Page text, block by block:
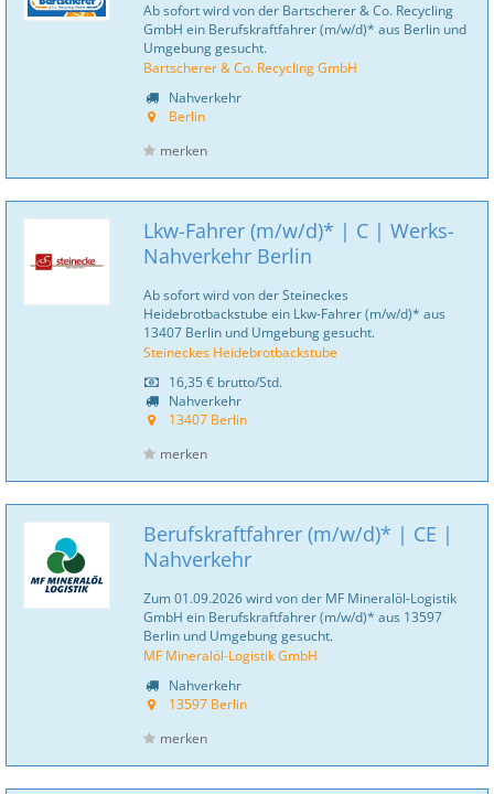
Ab sofort wird von der Bartscherer & Co. Recycling
GmbH ein Berufskraftfahrer (m/w/d)* aus Berlin und
Umgebung gesucht.
Bartscherer & Co. Recycling GmbH
Nahverkehr
Berlin
merken
Lkw-Fahrer (m/w/d)* | C | Werks-
Nahverkehr Berlin
Ab sofort wird von der Steineckes
Heidebrotbackstube ein Lkw-Fahrer (m/w/d)* aus
13407 Berlin und Umgebung gesucht.
Steineckes Heidebrotbackstube
16,35 € brutto/Std.
Nahverkehr
13407 Berlin
merken
Berufskraftfahrer (m/w/d)* | CE |
Nahverkehr
Zum 01.09.2026 wird von der MF Mineralöl-Logistik
GmbH ein Berufskraftfahrer (m/w/d)* aus 13597
Berlin und Umgebung gesucht.
MF Mineralöl-Logistik GmbH
Nahverkehr
13597 Berlin
merken